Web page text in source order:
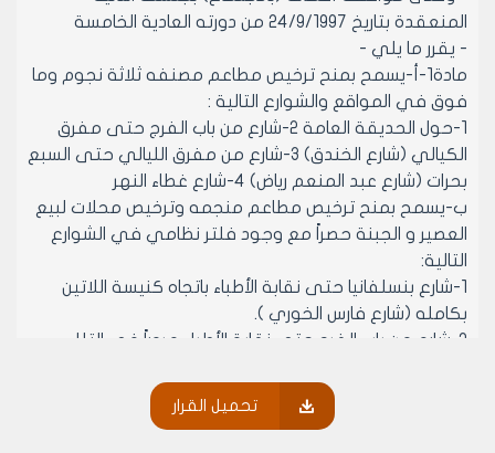
المنعقدة بتاريخ 24/9/1997 من دورته العادية الخامسة
- يقرر ما يلي -
مادة1-أ-يسمح بمنح ترخيص مطاعم مصنفه ثلاثة نجوم وما
فوق في المواقع والشوارع التالية :
1-حول الحديقة العامة 2-شارع من باب الفرج حتى مفرق
الكيالي (شارع الخندق) 3-شارع من مفرق الليالي حتى السبع
بحرات (شارع عبد المنعم رياض) 4-شارع غطاء النهر
ب-يسمح بمنح ترخيص مطاعم منجمه وترخيص محلات لبيع
العصير و الجبنة حصراً مع وجود فلتر نظامي في الشوارع
التالية:
1-شارع بنسلفانيا حتى نقابة الأطباء باتجاه كنيسة اللاتين
بكامله (شارع فارس الخوري ).
2-شارع من باب الفرج حتى نقابة الأطباء مروراً في التلل
3-شارع من السبع بحرات حتى مقر مجلس المدينة (شارع
المتنبي-قسطل الحجارين)
تحميل القرار